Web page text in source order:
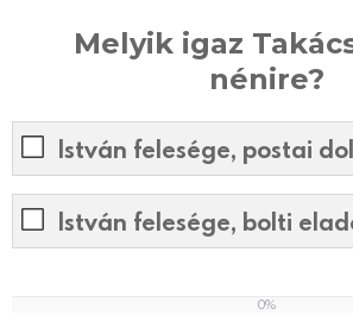
Melyik igaz
nénire?
István felesége, postai
István felesége, bolti
0%